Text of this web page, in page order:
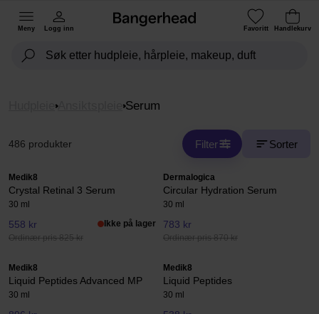
Meny Logg inn Favoritt Handlekurv
Ansiktspleie Serum
486 produkter Filter Sorter
Medik8
Crystal Retinal 3 Serum
30 ml
558 kr
Ordinær pris 825 kr
Ikke på lager
Dermalogica
Circular Hydration Serum
30 ml
783 kr
Ordinær pris 870 kr
Medik8
Liquid Peptides Advanced MP
30 ml
Medik8
Liquid Peptides
30 ml